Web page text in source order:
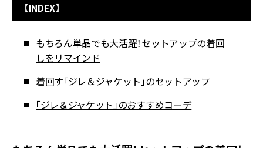
【INDEX】
もちろん単品でも大活躍！セットアップの着回
しをリマインド
着回す「ジレ＆ジャケット」のセットアップ
「ジレ＆ジャケット」のおすすめコーデ